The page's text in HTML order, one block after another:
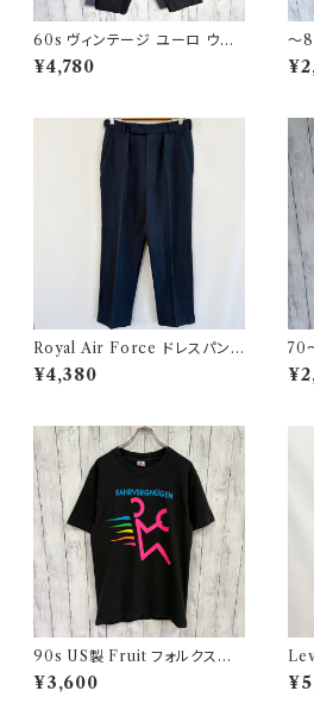
60s ヴィンテージ ユーロ ウー
ルパンツ スラックス ビンテージ
32
¥4,780
〜
ー
Royal Air Force ドレスパンツ
イギリス軍 スラックス ミリタリ
ーパンツ 8
¥4,380
70
ッ
90s US製 Fruit フォルクスワ
ーゲン シングルステッチTシャツ
ヴィンテージTシャツ アド 企業
¥3,600
イ